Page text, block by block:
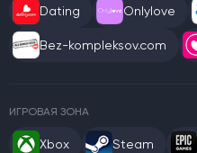
Dating Onlylove
Bez-kompleksov.com
ИГРОВАЯ ЗОНА
Xbox Steam